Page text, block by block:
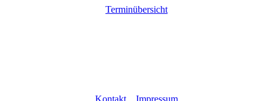
Terminübersicht